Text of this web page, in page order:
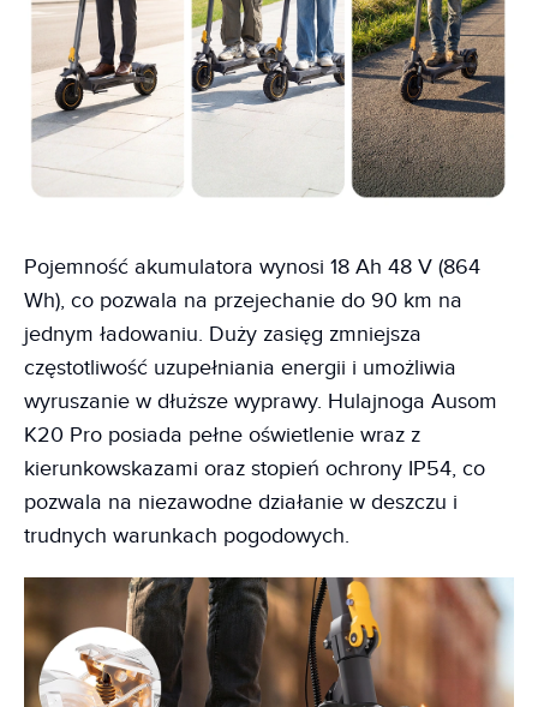
Pojemność akumulatora wynosi 18 Ah 48 V (864
Wh), co pozwala na przejechanie do 90 km na
jednym ładowaniu. Duży zasięg zmniejsza
częstotliwość uzupełniania energii i umożliwia
wyruszanie w dłuższe wyprawy. Hulajnoga Ausom
K20 Pro posiada pełne oświetlenie wraz z
kierunkowskazami oraz stopień ochrony IP54, co
pozwala na niezawodne działanie w deszczu i
trudnych warunkach pogodowych.